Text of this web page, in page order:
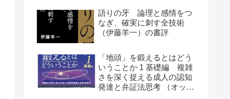
語りの牙 論理と感情をつ
なぎ、確実に刺す全技術
（伊藤羊一）の書評
「地頭」を鍛えるとはどう
いうことか 1 基礎編 複雑
さを深く捉える成人の認知
発達と弁証法思考 （オット